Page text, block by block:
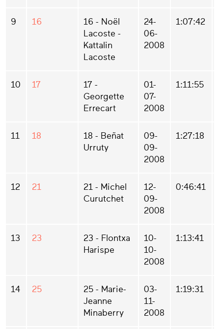
9 16
16 - Noël
Lacoste -
Kattalin
Lacoste
24-
06-
2008
1:07:42
10 17
17 -
Georgette
Errecart
01-
07-
2008
1:11:55
11 18
18 - Beñat
Urruty
09-
09-
2008
1:27:18
12 21
21 - Michel
Curutchet
12-
09-
2008
0:46:41
13 23
23 - Flontxa
Harispe
10-
10-
2008
1:13:41
14 25
25 - Marie-
Jeanne
Minaberry
03-
11-
2008
1:19:31